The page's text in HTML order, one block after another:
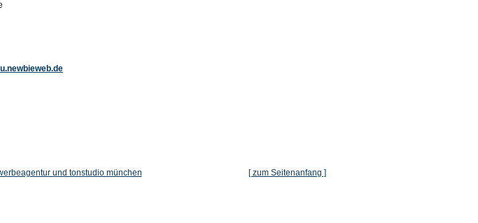
und tonstudio münchen [ zum Seitenanfang ]